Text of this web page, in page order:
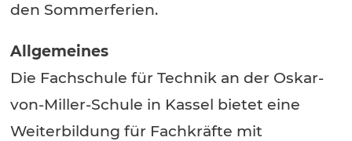
den Sommerferien.
Allgemeines
Die Fachschule für Technik an der Oskar-
von-Miller-Schule in Kassel bietet eine
Weiterbildung für Fachkräfte mit